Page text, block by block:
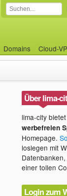
Domains Cloud-
Über lima-
lima-city
werbefreien
Homepage.
loslegen mit
einer tollen
Login zum